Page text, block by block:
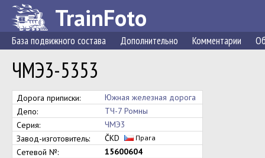
TrainFoto
База подвижного состава Дополнительно Комментарии
ЧМЭ3-5353
Дорога приписки:
Южная железная дорога
Депо:
ТЧ-7 Ромны
Серия:
ЧМЭ3
Завод-изготовитель:
ČKD Прага
Сетевой №:
15600604